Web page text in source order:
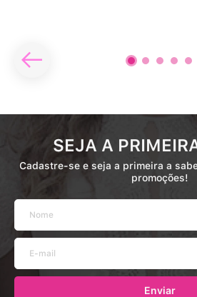
SEJA A
Cadastre-se e seja a primeira a
promoções!
Enviar